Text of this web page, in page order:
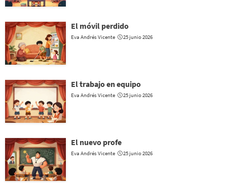
El móvil perdido
Eva Andrés Vicente 25 junio 2026
El trabajo en equipo
Eva Andrés Vicente 25 junio 2026
El nuevo profe
Eva Andrés Vicente 25 junio 2026